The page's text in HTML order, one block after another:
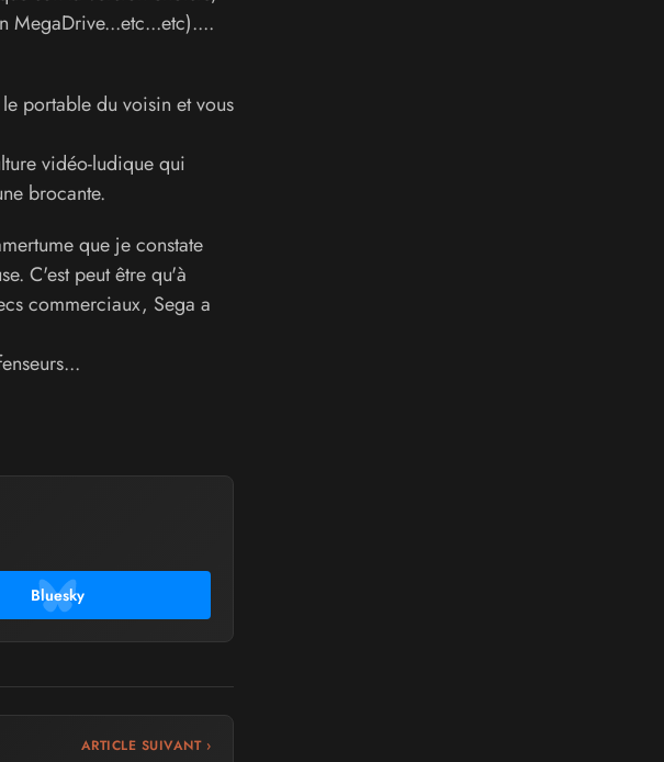
MegaDrive...etc...etc)....
portable du voisin et vous
vidéo-ludique qui
brocante.
que je constate
C'est peut être qu'à
commerciaux, Sega a
Bluesky
ARTICLE SUIVANT ›